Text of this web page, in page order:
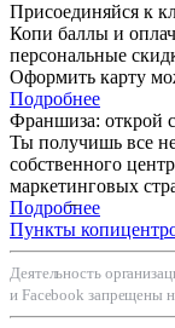
Присоединяйся к
Копи баллы и
персональные
Оформить карту
Подробнее
Франшиза: открой
Ты получишь все
собственного
маркетинговых
Подробнее
Пункты
Деятельность
и Facebook запрещены